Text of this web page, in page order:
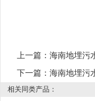
上一篇： 海南地埋污
下一篇： 海南地埋污
相关同类产品：